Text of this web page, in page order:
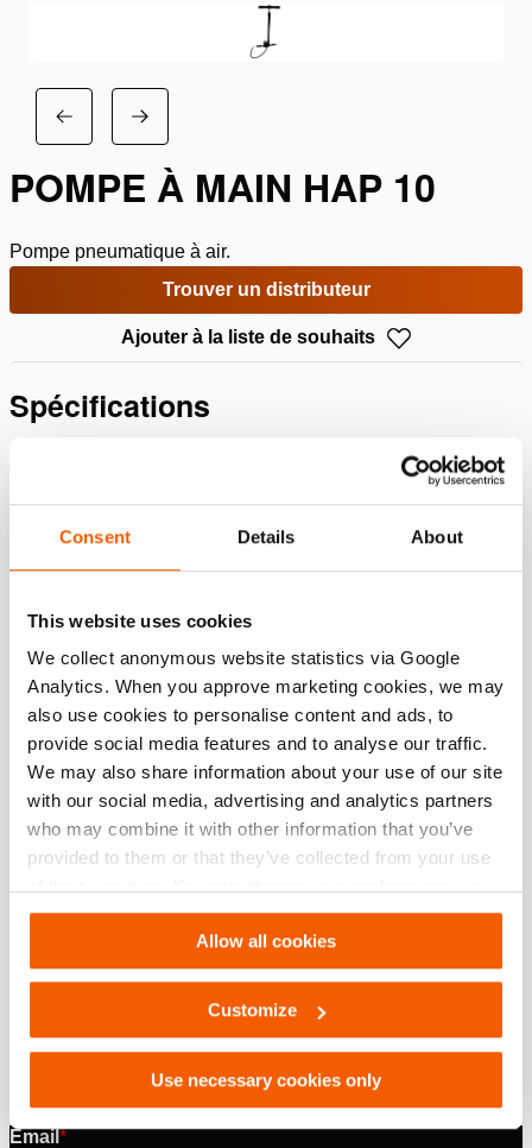
Consent Details About
This website uses cookies
We collect anonymous website statistics via Google
Analytics. When you approve marketing cookies, we may
also use cookies to personalise content and ads, to
provide social media features and to analyse our traffic.
We may also share information about your use of our site
with our social media, advertising and analytics partners
who may combine it with other information that you’ve
provided to them or that they’ve collected from your use
Settings. See ourcookiestatement.
Allow all cookies
Customize
Use necessary cookies only
POMPE À MAIN HAP 10
Pompe pneumatique à air.
Trouver un distributeur
Ajouter à la liste de souhaits
Spécifications
modèle HAP 10
Téléchargements
Maintenance – Maintenance after use –
HAP 10
PDF671.9 KB